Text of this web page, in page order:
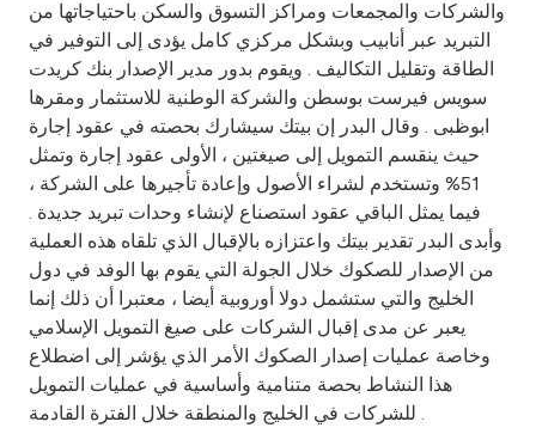
والشركات والمجمعات ومراكز التسوق والسكن باحتياجاتها من
التبريد عبر أنابيب وبشكل مركزي كامل يؤدى إلى التوفير في
الطاقة وتقليل التكاليف . ويقوم بدور مدير الإصدار بنك كريدت
سويس فيرست بوسطن والشركة الوطنية للاستثمار ومقرها
ابوظبى . وقال البدر إن بيتك سيشارك بحصته في عقود إجارة
حيث ينقسم التمويل إلى صيغتين ، الأولى عقود إجارة وتمثل
51% وتستخدم لشراء الأصول وإعادة تأجيرها على الشركة ،
فيما يمثل الباقي عقود استصناع لإنشاء وحدات تبريد جديدة .
وأبدى البدر تقدير بيتك واعتزازه بالإقبال الذي تلقاه هذه العملية
من الإصدار للصكوك خلال الجولة التي يقوم بها الوفد في دول
الخليج والتي ستشمل دولا أوروبية أيضا ، معتبرا أن ذلك إنما
يعبر عن مدى إقبال الشركات على صيغ التمويل الإسلامي
وخاصة عمليات إصدار الصكوك الأمر الذي يؤشر إلى اضطلاع
هذا النشاط بحصة متنامية وأساسية في عمليات التمويل
للشركات في الخليج والمنطقة خلال الفترة القادمة .